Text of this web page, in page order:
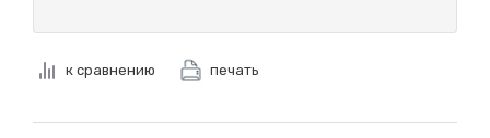
к сравнению печать